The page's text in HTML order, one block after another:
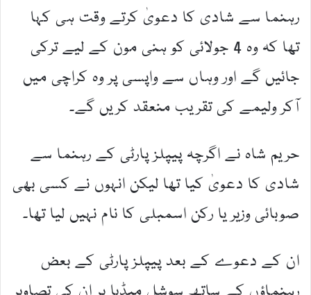
رہنما سے شادی کا دعویٰ کرتے وقت ہی کہا
تھا کہ وہ 4 جولائی کو ہنی مون کے لیے ترکی
جائیں گے اور وہاں سے واپسی پر وہ کراچی میں
آکر ولیمے کی تقریب منعقد کریں گے۔
حریم شاہ نے اگرچہ پیپلز پارٹی کے رہنما سے
شادی کا دعویٰ کیا تھا لیکن انہوں نے کسی بھی
صوبائی وزیر یا رکن اسمبلی کا نام نہیں لیا تھا۔
ان کے دعوے کے بعد پیپلز پارٹی کے بعض